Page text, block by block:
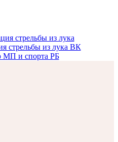
стрельбы из лука
стрельбы из лука ВК
МП и спорта РБ